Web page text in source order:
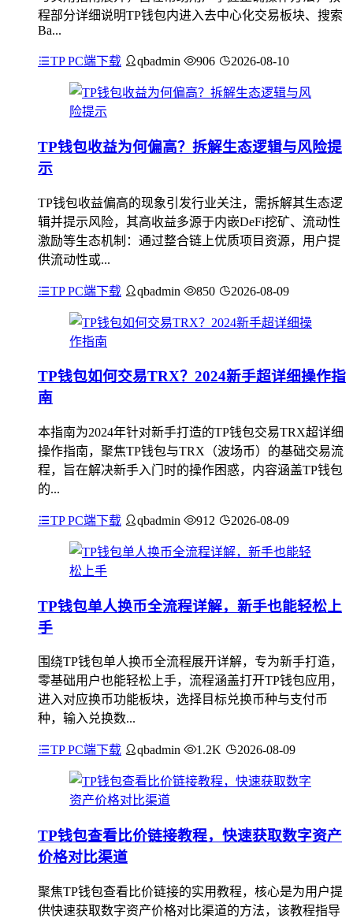
程部分详细说明TP钱包内进入去中心化交易板块、搜索
Ba...
TP PC端下载 qbadmin 906 2026-08-10
TP钱包收益为何偏高？拆解生态逻辑与风险提
示
TP钱包收益偏高的现象引发行业关注，需拆解其生态逻
辑并提示风险，其高收益多源于内嵌DeFi挖矿、流动性
激励等生态机制：通过整合链上优质项目资源，用户提
供流动性或...
TP PC端下载 qbadmin 850 2026-08-09
TP钱包如何交易TRX？2024新手超详细操作指
南
本指南为2024年针对新手打造的TP钱包交易TRX超详细
操作指南，聚焦TP钱包与TRX（波场币）的基础交易流
程，旨在解决新手入门时的操作困惑，内容涵盖TP钱包
的...
TP PC端下载 qbadmin 912 2026-08-09
TP钱包单人换币全流程详解，新手也能轻松上
手
围绕TP钱包单人换币全流程展开详解，专为新手打造，
零基础用户也能轻松上手，流程涵盖打开TP钱包应用，
进入对应换币功能板块，选择目标兑换币种与支付币
种，输入兑换数...
TP PC端下载 qbadmin 1.2K 2026-08-09
TP钱包查看比价链接教程，快速获取数字资产
价格对比渠道
聚焦TP钱包查看比价链接的实用教程，核心是为用户提
供快速获取数字资产价格对比渠道的方法，该教程指导